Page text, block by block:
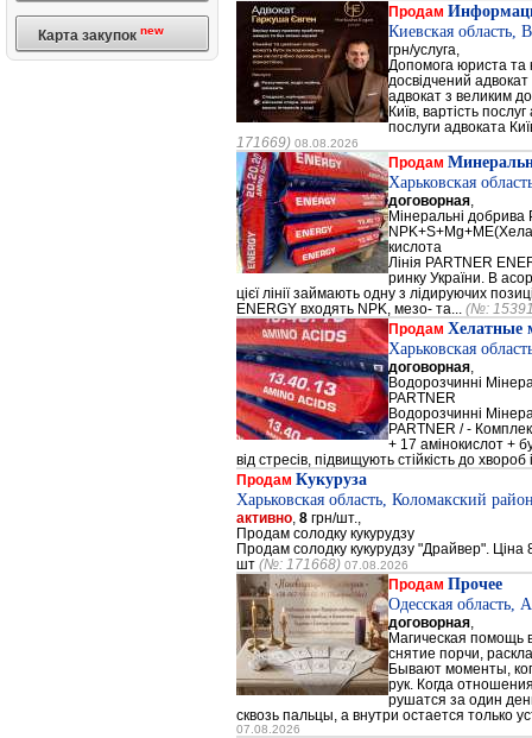
Карта закупок new
Продам
Киевская область,
грн/услуга,
Допомога юриста та
досвідчений
адвокат з великим
Київ, вартість
послуги адвоката
171669) 08.08.2026
Продам
Харьковская
договорная
Мінеральні добрива
кислота
Лінія PARTNER
ринку України. В
цієї лінії займають одну з лідируючих
ENERGY входять NPK, мезо- та... (№:
Продам Хелатные
Харьковская
договорная
Водорозчинні
PARTNER
Водорозчинні
PARTNER / -
+ 17 амінокислот +
від стресів, підвищують стійкість до хвороб
Продам Кукуруза
Харьковская область, Коломакский
активно 8 грн/шт.,
Продам солодку кукурудзу
Продам солодку кукурудзу "Драйвер". Ціна
шт (№: 171668) 07.08.2026
Продам Прочее
Одесская область,
договорная
Магическая помощь
снятие порчи,
Бывают моменты,
рук. Когда
рушатся за один
сквозь пальцы, а внутри остается только
07.08.2026